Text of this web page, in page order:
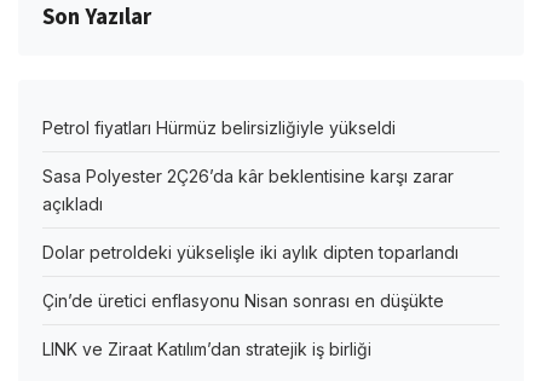
Son Yazılar
Petrol fiyatları Hürmüz belirsizliğiyle yükseldi
Sasa Polyester 2Ç26’da kâr beklentisine karşı zarar
açıkladı
Dolar petroldeki yükselişle iki aylık dipten toparlandı
Çin’de üretici enflasyonu Nisan sonrası en düşükte
LINK ve Ziraat Katılım’dan stratejik iş birliği